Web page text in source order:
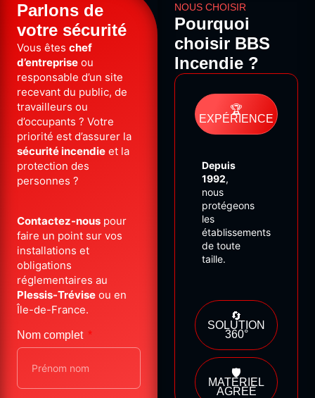
Parlons de
votre sécurité
Vous êtes chef
d’entreprise ou
responsable d’un site
recevant du public, de
travailleurs ou
d’occupants ? Votre
priorité est d’assurer la
sécuritéincendie et la
protection des
personnes ?
Contactez-nous pour
faire un point sur vos
installations et
obligations
réglementaires au
Plessis-Trévise ou en
Île-de-France.
Nom complet
NOUS CHOISIR
Pourquoi
choisir BBS
Incendie ?
🏆
EXPÉRIENCE
🔄
SOLUTION
360°
🛡️
MATÉRIEL
AGRÉÉ
Depuis
1992,
nous
protégeons
les
établissements
de toute
taille.